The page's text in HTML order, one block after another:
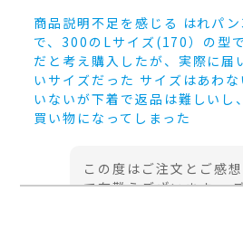
商品説明不足を感じる はれパ
で、300のLサイズ(170）の型
だと考え購入したが、実際に届
いサイズだった サイズはあわ
いないが下着で返品は難しいし
買い物になってしまった
この度はご注文とご感
て有難うございます。